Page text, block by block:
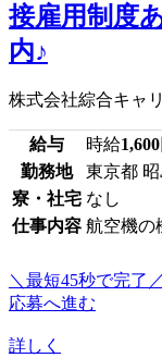
接雇用制度
内♪
株式会社綜合キャ
給与 時給1,600
勤務地
東京都
寮・社宅 なし
仕事内容 航空機の
＼最短45秒で完了／
応募へ進む
詳しく